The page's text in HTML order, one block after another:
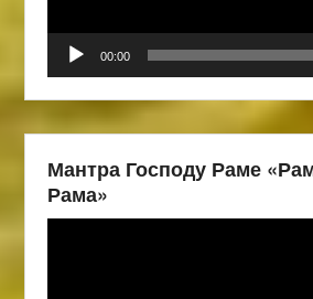
00:00
Мантра Господу Раме
Рама»